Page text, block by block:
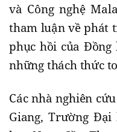
và Công nghệ
tham luận về phát
phục hồi của Đồng
những thách thức
Các nhà nghiên
Giang, Trường